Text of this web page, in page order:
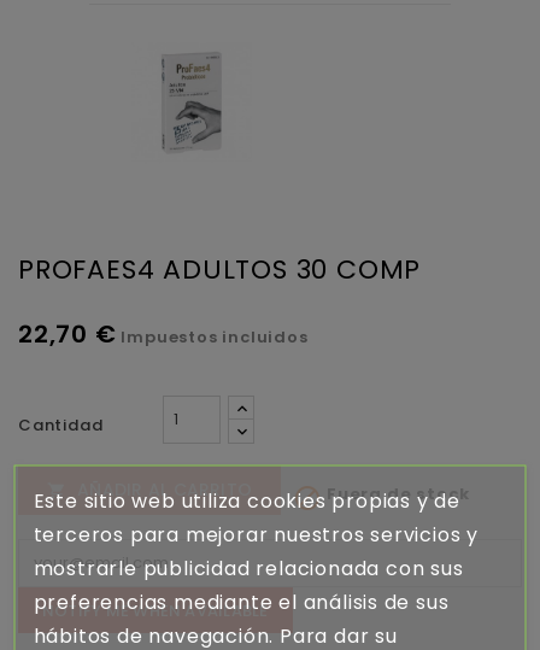
PROFAES4 ADULTOS 30 COMP
22,70 € Impuestos incluidos
Cantidad
 AÑADIR AL CARRITO Fuera de stock
NOTIFY ME WHEN AVAILABLE
Este sitio web utiliza cookies propias y de
terceros para mejorar nuestros servicios y
mostrarle publicidad relacionada con sus
preferencias mediante el análisis de sus
hábitos de navegación. Para dar su